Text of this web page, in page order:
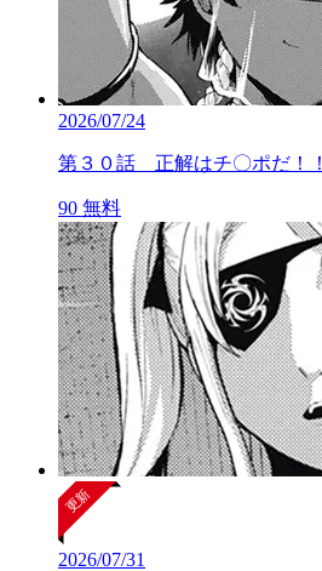
2026/07/24
第３０話 正解はチ〇ポだ！！
90 無料
2026/07/31